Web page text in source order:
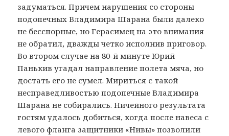
задуматься. Причем нарушения со стороны
подопечных Владимира Шарана были далеко
не бесспорные, но Герасимец на это внимания
не обратил, дважды четко исполнив приговор.
Во втором случае на 80-й минуте Юрий
Панькив угадал направление полета мяча, но
достать его не сумел. Мириться с такой
несправедливостью подопечные Владимира
Шарана не собирались. Ничейного результата
гостям удалось добиться, когда после навеса с
левого фланга защитники «Нивы» позволили